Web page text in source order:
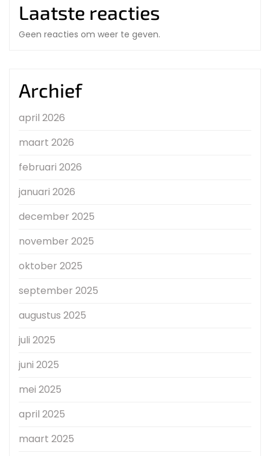
Laatste reacties
Geen reacties om weer te geven.
Archief
april 2026
maart 2026
februari 2026
januari 2026
december 2025
november 2025
oktober 2025
september 2025
augustus 2025
juli 2025
juni 2025
mei 2025
april 2025
maart 2025